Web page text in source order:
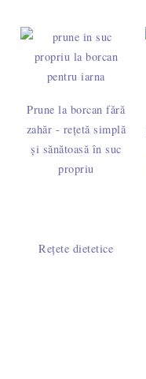
Prune la borcan fără
zahăr - rețetă simplă
și sănătoasă în suc
propriu
Rețete dietetice